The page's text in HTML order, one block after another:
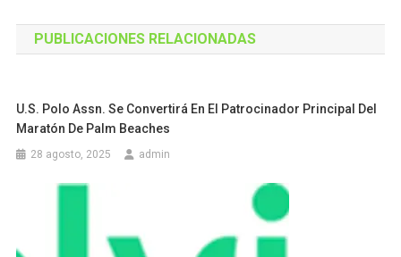
de
entradas
PUBLICACIONES RELACIONADAS
U.S. Polo Assn. Se Convertirá En El Patrocinador Principal Del
Maratón De Palm Beaches
28 agosto, 2025 admin